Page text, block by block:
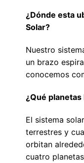
¿Dónde esta
Solar?
Nuestro
un brazo
conocemos
¿Qué
El sistema
terrestres y
orbitan
cuatro